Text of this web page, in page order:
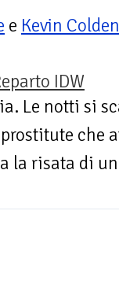
e Kevin Colden
IDW
Le notti si
la risata di